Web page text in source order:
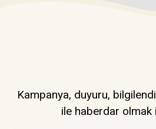
Kampanya, duyuru,
ile haberdar olmak